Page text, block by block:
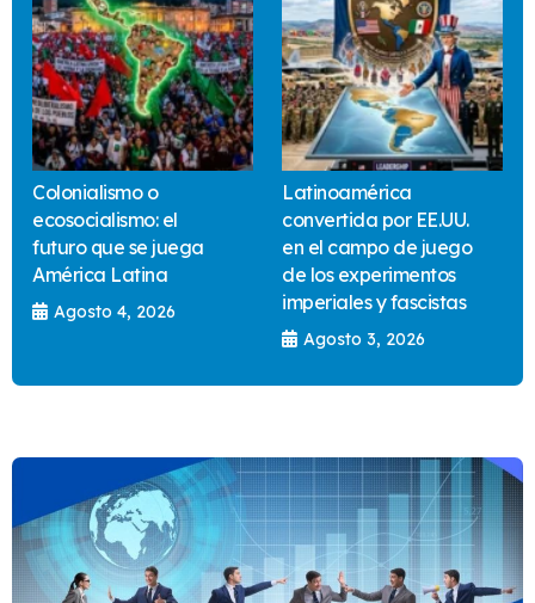
Colonialismo o
ecosocialismo: el
futuro que se juega
América Latina
Agosto 4, 2026
Latinoamérica
convertida por EE.UU.
en el campo de juego
de los experimentos
imperiales y fascistas
Agosto 3, 2026